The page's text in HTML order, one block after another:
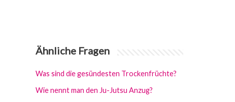
Ähnliche Fragen
Was sind die gesündesten Trockenfrüchte?
Wie nennt man den Ju-Jutsu Anzug?